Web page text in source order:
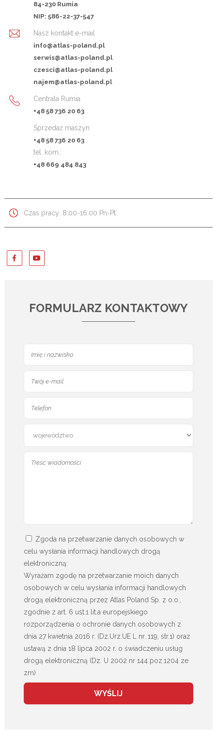
84-230 Rumia
NIP: 586-22-37-547
Nasz kontakt e-mail
info@atlas-poland.pl
serwis@atlas-poland.pl
czesci@atlas-poland.pl
najem@atlas-poland.pl
Centrala Rumia
+48 58 736 20 63
Sprzedaż maszyn
+48 58 736 20 63
tel. kom.:
+48 669 484 843
Czas pracy: 8:00-16:00 Pn-Pt
FORMULARZ KONTAKTOWY
Zgoda na przetwarzanie danych osobowych w
celu wysłania informacji handlowych drogą
elektroniczną:
Wyrażam zgodę na przetwarzanie moich danych
osobowych w celu wysłania informacji handlowych
drogą elektroniczną przez Atlas Poland Sp. z o.o.,
zgodnie z art. 6 ust.1 lit.a europejskiego
rozporządzenia o ochronie danych osobowych z
dnia 27 kwietnia 2016 r. (Dz.Urz.UE L nr. 119, str.1) oraz
ustawą z dnia 18 lipca 2002 r. o świadczeniu usług
drogą elektroniczną (Dz. U 2002 nr 144 poz.1204 ze
zm)